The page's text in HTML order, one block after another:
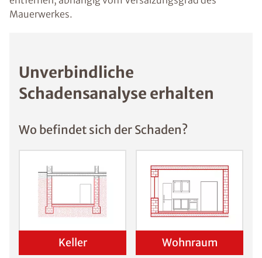
Mauerwerkes.
Unverbindliche
Schadensanalyse erhalten
Wo befindet sich der Schaden?
Keller Wohnraum